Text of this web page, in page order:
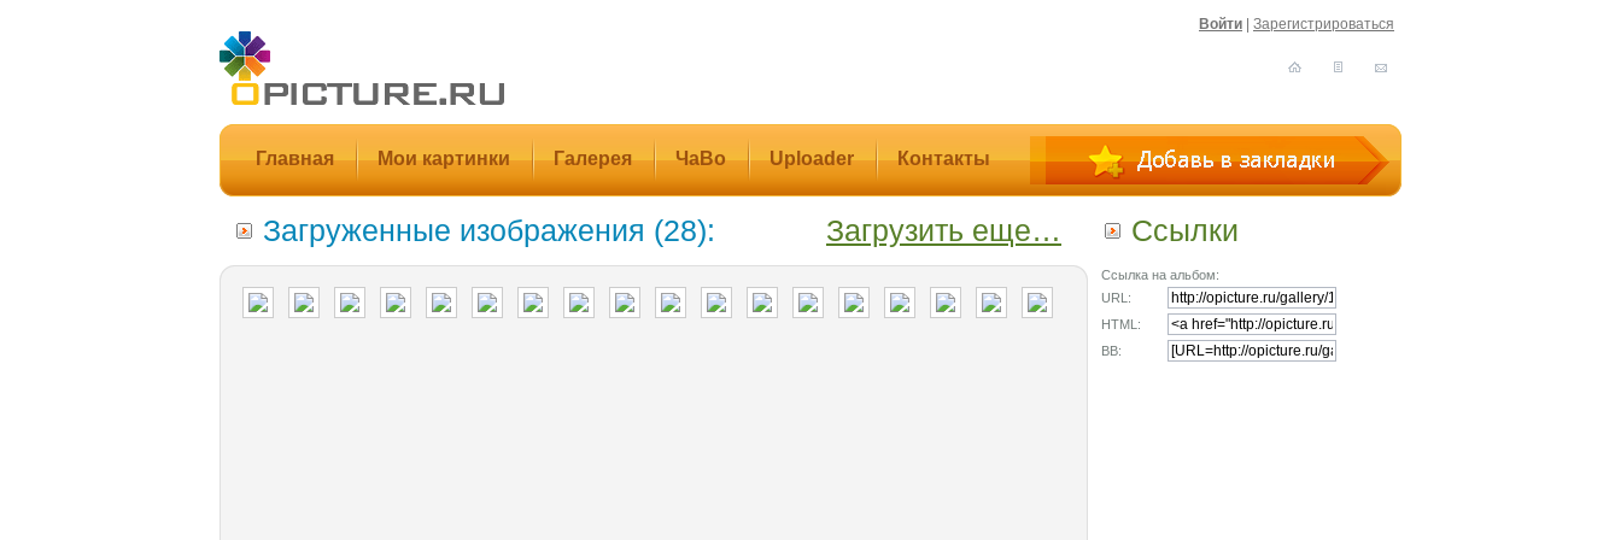
Войти Зарегистрироваться
Главная Мои картинки Галерея ЧаВо Uploader Контакты
Загрузить еще…
Загруженные изображения (28): Ссылки
Ссылка на альбом:
URL:
HTML:
BB: